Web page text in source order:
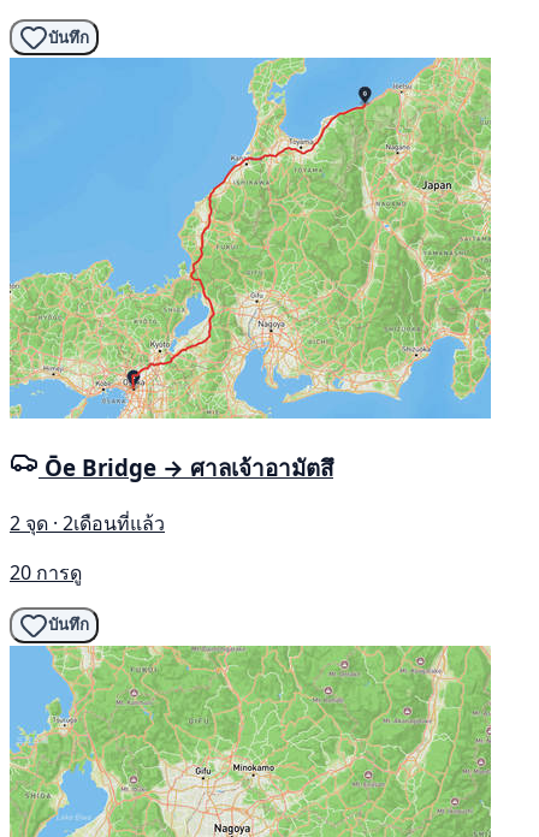
บันทึก
Ōe Bridge → ศาลเจ้าอามัตสึ
2 จุด · 2เดือนที่แล้ว
20 การดู
บันทึก